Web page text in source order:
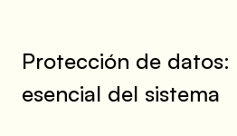
Protección de
esencial del sistema